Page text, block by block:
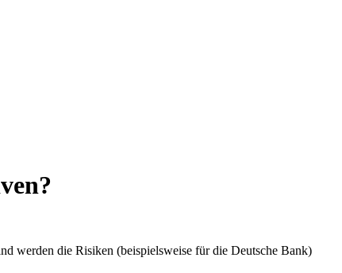
werden die Risiken (beispielsweise für die Deutsche Bank)